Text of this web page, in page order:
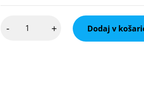
WallSwitch,
- + Dodaj v